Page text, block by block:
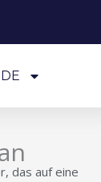
DE
das auf eine